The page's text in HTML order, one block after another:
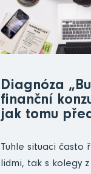
Diagnóza
finanční
jak tomu
Tuhle situaci často
lidmi, tak s kolegy